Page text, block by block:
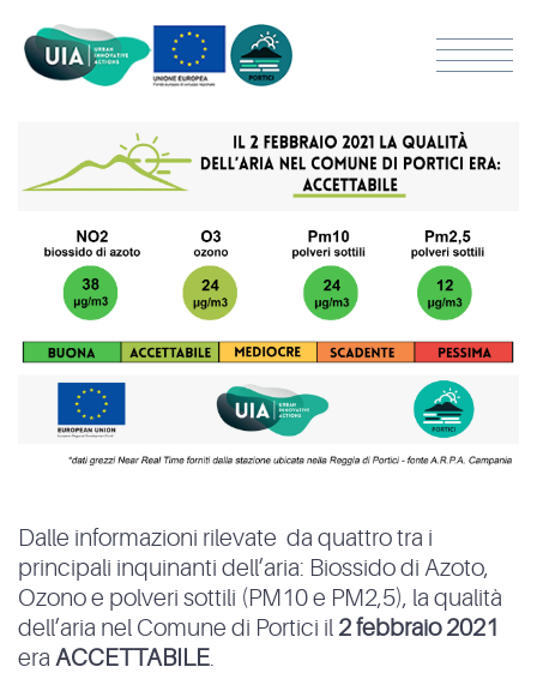
Dalle informazioni rilevate da quattro tra i
principali inquinanti dell’aria: Biossido di Azoto,
Ozono e polveri sottili (PM10 e PM2,5), la qualità
dell’aria nel Comune di Portici il 2 febbraio 2021
era ACCETTABILE.